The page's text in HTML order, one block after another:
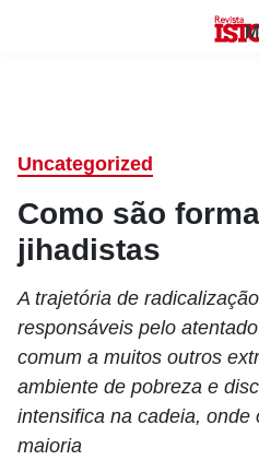
Uncategorized
Como são
jihadistas
A trajetória de
responsáveis pelo
comum a muitos outros
ambiente de pobreza e
intensifica na cadeia, onde
maioria